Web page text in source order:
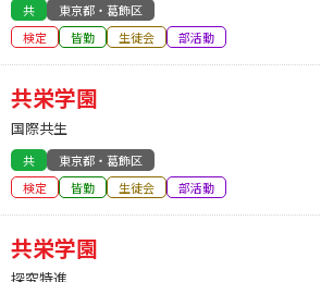
共
東京都・葛飾区
検定
皆勤 生徒会 部活動
共栄学園
国際共生
共
東京都・葛飾区
検定
皆勤 生徒会 部活動
共栄学園